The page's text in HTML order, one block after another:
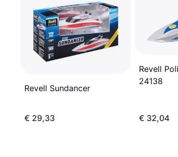
Revell Sundancer
€ 29,33
Revell
24138
€ 32,04